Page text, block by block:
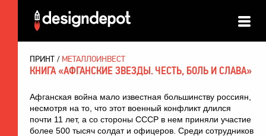
ПРИНТ МЕТАЛЛОИНВЕСТ
КНИГА «АФГАНСКИЕ ЗВЕЗДЫ. ЧЕСТЬ, БОЛЬ И СЛАВА»
Афганская война мало известная большинству россиян,
несмотря на то, что этот военный конфликт длился
почти 11 лет, а со стороны СССР в нем приняли участие
более 500 тысяч солдат и офицеров. Среди сотрудников